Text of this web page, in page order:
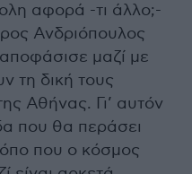
αφορά -τι άλλο;-
Ανδριόπουλος
μαζί με
τη δική τους
Αθήνας. Γι’ αυτόν
που θα περάσει
που ο κόσμος